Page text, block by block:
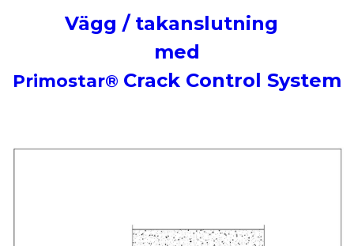
Vägg / takanslutning
med
Primostar® Crack Control System